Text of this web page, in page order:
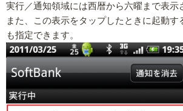
実行／通知領域には西暦から六曜まで表示
また、この表示をタップしたときに起動す
も指定できます。